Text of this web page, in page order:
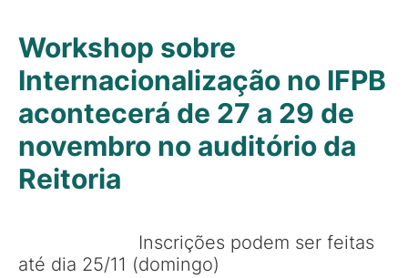
Workshop sobre
Internacionalização no IFPB
acontecerá de 27 a 29 de
novembro no auditório da
Reitoria
Inscrições podem ser feitas
até dia 25/11 (domingo)